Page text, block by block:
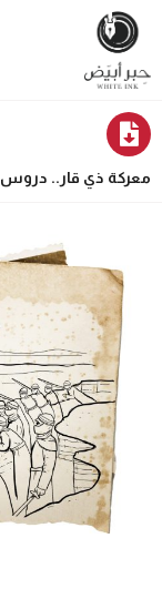
معركة ذي قار.. دروس